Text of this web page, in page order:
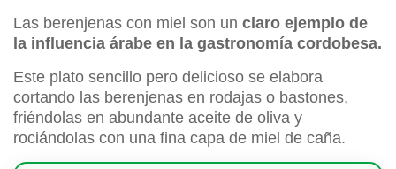
Las berenjenas con miel son un claro ejemplo de
la influencia árabe en la gastronomía cordobesa.
Este plato sencillo pero delicioso se elabora
cortando las berenjenas en rodajas o bastones,
friéndolas en abundante aceite de oliva y
rociándolas con una fina capa de miel de caña.